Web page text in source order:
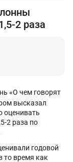
2 раза
«О чем говорят
высказал
оценивать
2 раза по
годовой
то время как